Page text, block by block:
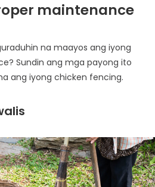
maintenance
na maayos ang iyong
Sundin ang mga payong ito
ang iyong chicken fencing.